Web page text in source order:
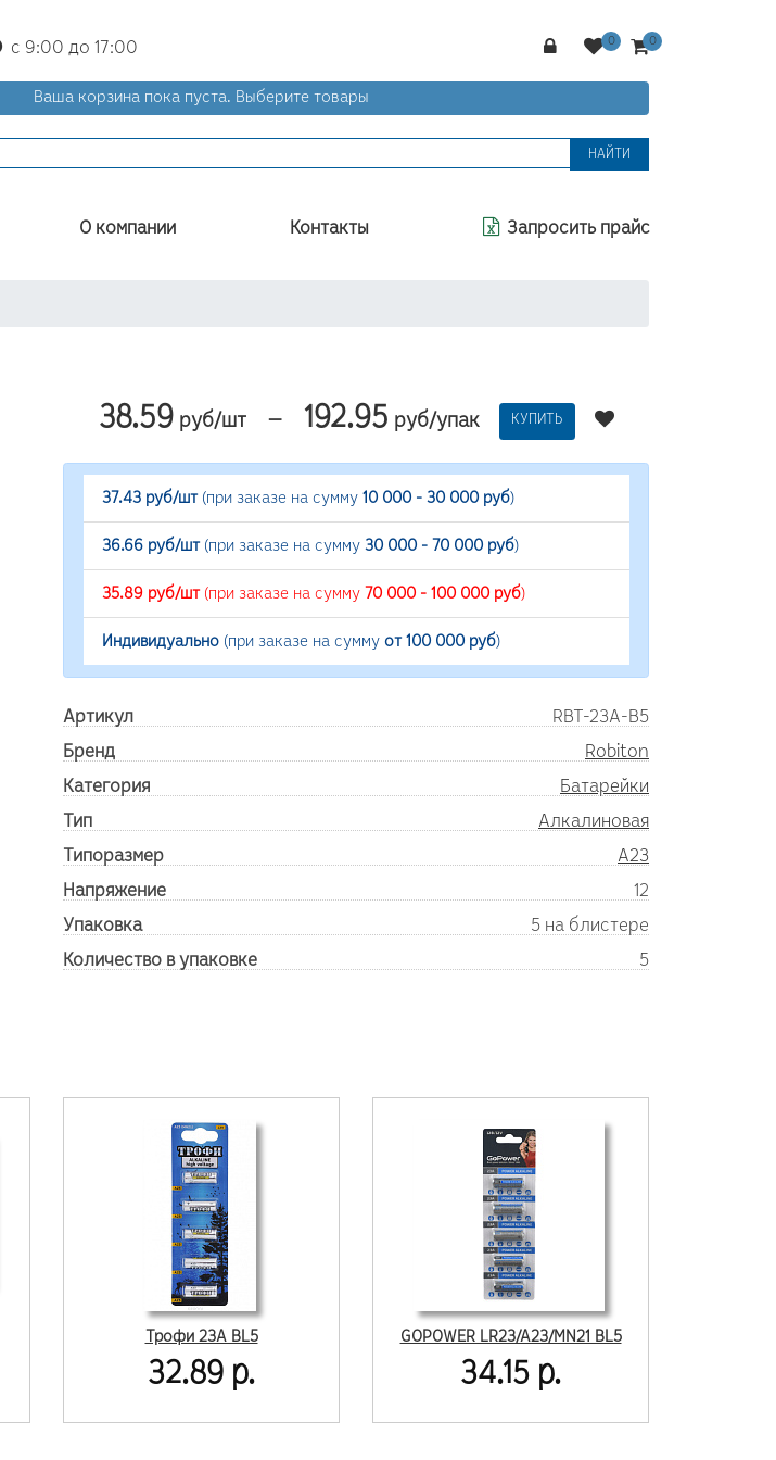
с 9:00 до 17:00
Ваша корзина пока пуста. Выберите товары
НАЙТИ
О компании Контакты Запросить прайс
38.59руб/шт — 192.95 руб/упак КУПИТЬ
37.43 руб/шт(при заказе на сумму 10 000 - 30 000 руб)
36.66 руб/шт(при заказе на сумму 30 000 - 70 000 руб)
35.89 руб/шт(при заказе на сумму 70 000 - 100 000 руб)
Индивидуально (при заказе на сумму от 100 000 руб)
Артикул
RBT-23A-B5
Бренд
Robiton
Категория
Батарейки
Тип
Алкалиновая
Типоразмер
A23
Напряжение
12
Упаковка
5 на блистере
Количество в упаковке
5
Трофи 23A BL5
32.89 р.
GOPOWER LR23/A23/MN21 BL5
34.15 р.